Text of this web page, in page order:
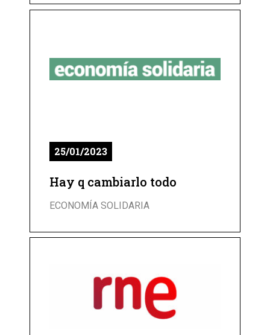
25/01/2023
Hay q cambiarlo todo
ECONOMÍA SOLIDARIA